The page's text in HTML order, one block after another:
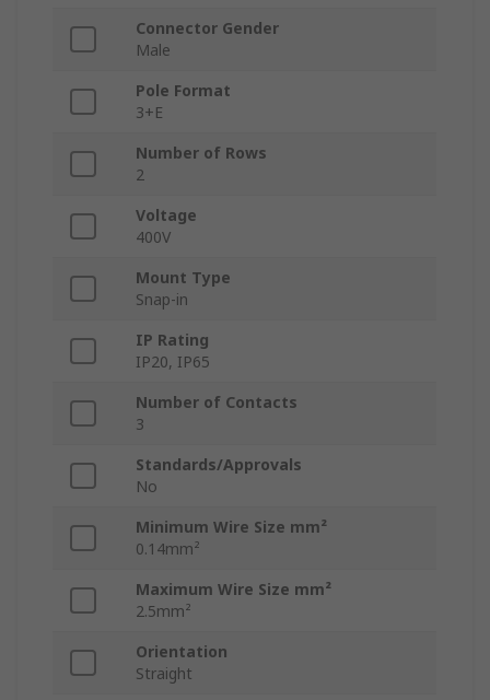
Connector Gender
Male
Pole Format
3+E
Number of Rows
2
Voltage
400V
Mount Type
Snap-in
IP Rating
IP20, IP65
Number of Contacts
3
Standards/Approvals
No
Minimum Wire Size mm²
0.14mm²
Maximum Wire Size mm²
2.5mm²
Orientation
Straight